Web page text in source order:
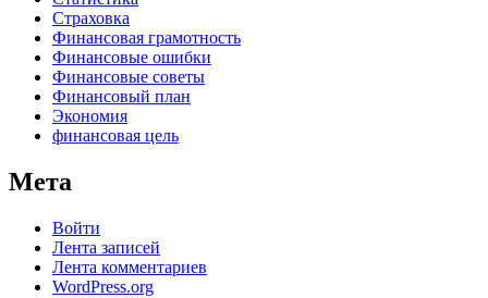
Страховка
Финансовая грамотность
Финансовые ошибки
Финансовые советы
Финансовый план
Экономия
финансовая цель
Мета
Войти
Лента записей
Лента комментариев
WordPress.org